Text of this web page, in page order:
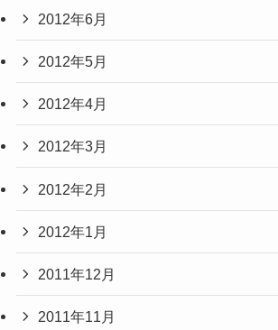
2012年6月
2012年5月
2012年4月
2012年3月
2012年2月
2012年1月
2011年12月
2011年11月